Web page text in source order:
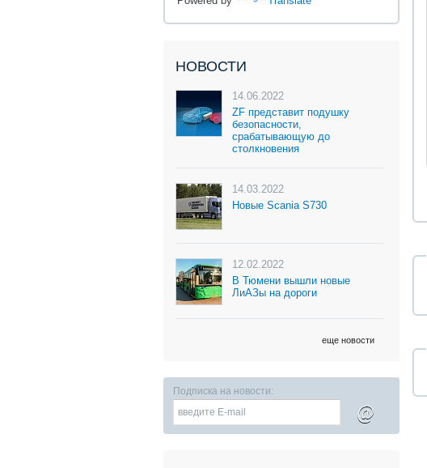
НОВОСТИ
14.06.2022
ZF представит подушку
безопасности,
срабатывающую до
столкновения
14.03.2022
Новые Scania S730
12.02.2022
В Тюмени вышли новые
ЛиАЗы на дороги
еще новости
Подписка на новости:
@